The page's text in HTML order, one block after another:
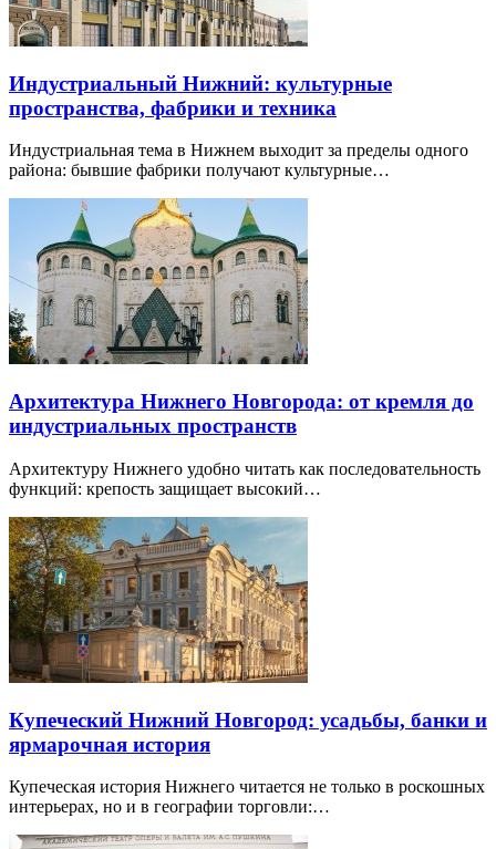
Индустриальный Нижний: культурные
пространства, фабрики и техника
Индустриальная тема в Нижнем выходит за пределы одного
района: бывшие фабрики получают культурные…
Архитектура Нижнего Новгорода: от кремля до
индустриальных пространств
Архитектуру Нижнего удобно читать как последовательность
функций: крепость защищает высокий…
Купеческий Нижний Новгород: усадьбы, банки и
ярмарочная история
Купеческая история Нижнего читается не только в роскошных
интерьерах, но и в географии торговли:…